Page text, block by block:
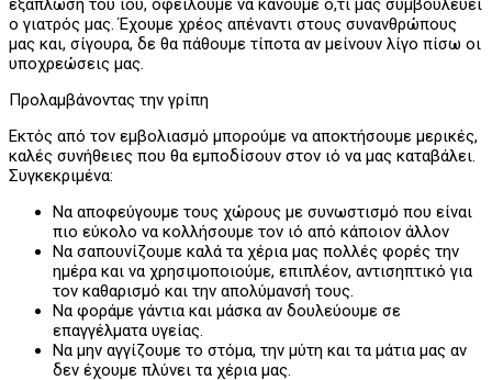
εξάπλωση του ιού, οφείλουμε να κάνουμε ό,τι μας συμβουλεύει
ο γιατρός μας. Έχουμε χρέος απέναντι στους συνανθρώπους
μας και, σίγουρα, δε θα πάθουμε τίποτα αν μείνουν λίγο πίσω οι
υποχρεώσεις μας.
Προλαμβάνοντας την γρίπη
Εκτός από τον εμβολιασμό μπορούμε να αποκτήσουμε μερικές,
καλές συνήθειες που θα εμποδίσουν στον ιό να μας καταβάλει.
Συγκεκριμένα:
Να αποφεύγουμε τους χώρους με συνωστισμό που είναι
πιο εύκολο να κολλήσουμε τον ιό από κάποιον άλλον
Να σαπουνίζουμε καλά τα χέρια μας πολλές φορές την
ημέρα και να χρησιμοποιούμε, επιπλέον, αντισηπτικό για
τον καθαρισμό και την απολύμανσή τους.
Να φοράμε γάντια και μάσκα αν δουλεύουμε σε
επαγγέλματα υγείας.
Να μην αγγίζουμε το στόμα, την μύτη και τα μάτια μας αν
δεν έχουμε πλύνει τα χέρια μας.